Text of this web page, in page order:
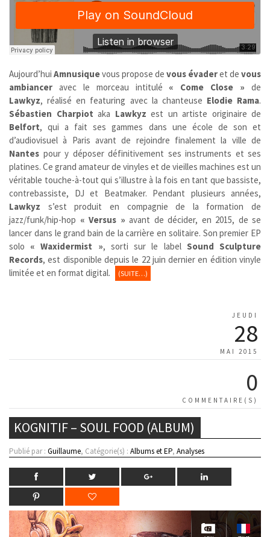
Aujourd’hui Amnusiquevous propose de vous évaderet de vous
ambiancer avec le morceau intitulé « Come Close » de
Lawkyz, réalisé en featuring avec la chanteuse Elodie Rama.
Sébastien Charpiot aka Lawkyz est un artiste originaire de
Belfort, qui a fait ses gammes dans une école de son et
d’audiovisuel à Paris avant de rejoindre finalement la ville de
Nantes pour y déposer définitivement ses instruments et ses
platines. Ce grand amateur de vinyles et de vieilles machines est un
véritable touche-à-tout qui s’illustre à la fois en tant que bassiste,
contrebassiste, DJ et Beatmaker. Pendant plusieurs années,
Lawkyz s’est produit en compagnie de la formation de
jazz/funk/hip-hop « Versus » avant de décider, en 2015, de se
lancer dans le grand bain de la carrière en solitaire. Son premier EP
solo « Waxidermist », sorti sur le label Sound Sculpture
Records, est disponible depuis le 22 juin dernier en édition vinyle
limitée et en format digital.
(SUITE…)
JEUDI
28
MAI 2015
0
COMMENTAIRE(S)
KOGNITIF – SOUL FOOD (ALBUM)
Publié par : Guillaume, Catégorie(s) : Albums et EP, Analyses